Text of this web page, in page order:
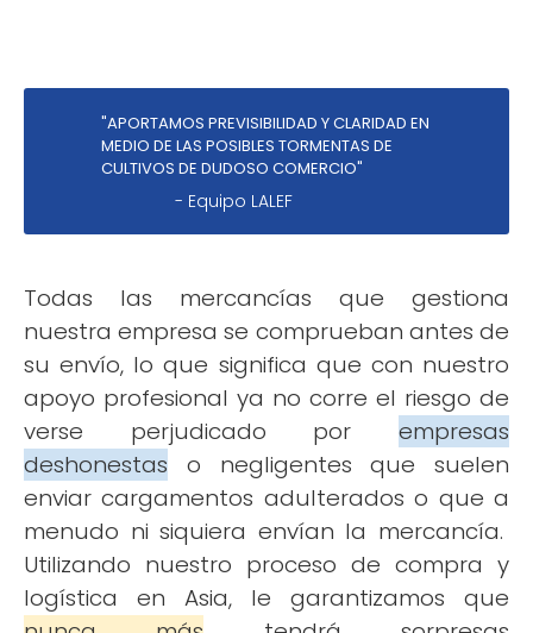
"APORTAMOS PREVISIBILIDAD Y CLARIDAD EN
MEDIO DE LAS POSIBLES TORMENTAS DE
CULTIVOS DE DUDOSO COMERCIO"
- Equipo LALEF
Todas las mercancías que gestiona
nuestra empresa se comprueban antes de
su envío, lo que significa que con nuestro
apoyo profesional ya no corre el riesgo de
verse perjudicado por empresas
deshonestas o negligentes que suelen
enviar cargamentos adulterados o que a
menudo ni siquiera envían la mercancía.
Utilizando nuestro proceso de compra y
logística en Asia, le garantizamos que